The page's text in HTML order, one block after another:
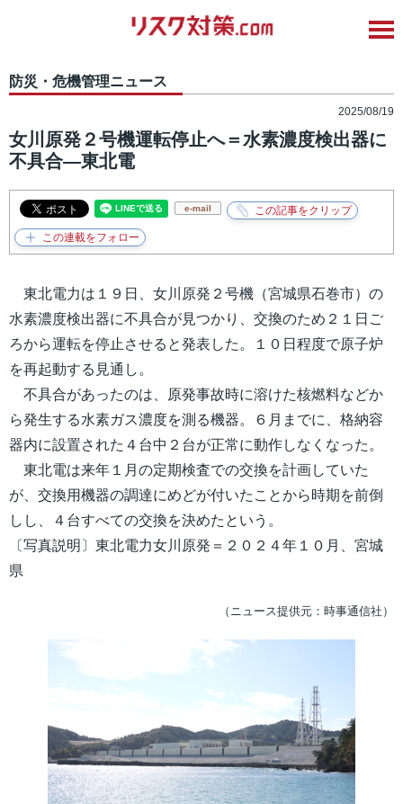
防災・危機管理ニュース
2025/08/19
女川原発２号機運転停止へ＝水素濃度検出器に
不具合―東北電
e-mail
東北電力は１９日、女川原発２号機（宮城県石巻市）の
水素濃度検出器に不具合が見つかり、交換のため２１日ご
ろから運転を停止させると発表した。１０日程度で原子炉
を再起動する見通し。
不具合があったのは、原発事故時に溶けた核燃料などか
ら発生する水素ガス濃度を測る機器。６月までに、格納容
器内に設置された４台中２台が正常に動作しなくなった。
東北電は来年１月の定期検査での交換を計画していた
が、交換用機器の調達にめどが付いたことから時期を前倒
しし、４台すべての交換を決めたという。
〔写真説明〕東北電力女川原発＝２０２４年１０月、宮城
県
（ニュース提供元：時事通信社）